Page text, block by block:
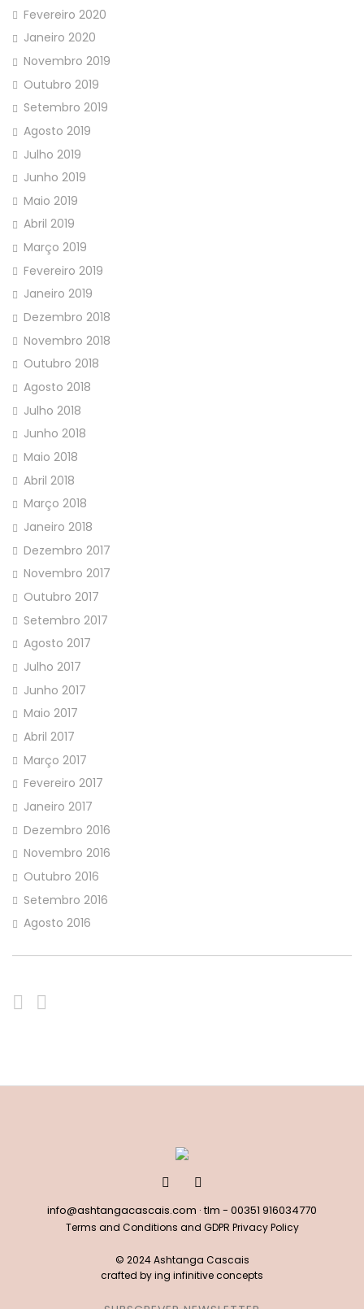
Fevereiro 2020
Janeiro 2020
Novembro 2019
Outubro 2019
Setembro 2019
Agosto 2019
Julho 2019
Junho 2019
Maio 2019
Abril 2019
Março 2019
Fevereiro 2019
Janeiro 2019
Dezembro 2018
Novembro 2018
Outubro 2018
Agosto 2018
Julho 2018
Junho 2018
Maio 2018
Abril 2018
Março 2018
Janeiro 2018
Dezembro 2017
Novembro 2017
Outubro 2017
Setembro 2017
Agosto 2017
Julho 2017
Junho 2017
Maio 2017
Abril 2017
Março 2017
Fevereiro 2017
Janeiro 2017
Dezembro 2016
Novembro 2016
Outubro 2016
Setembro 2016
Agosto 2016
info@ashtangacascais.com · tlm - 00351 916034770
Terms and Conditions and GDPR Privacy Policy
© 2024 Ashtanga Cascais
crafted bying infinitive concepts